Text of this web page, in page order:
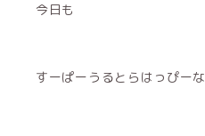
今日も
すーぱーうるとらはっぴーな